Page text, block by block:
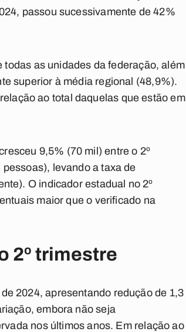
passou sucessivamente de 42%
todas as unidades da federação, além
superior à média regional (48,9%).
ao total daquelas que estão em
9,5% (70 mil) entre o 2º
levando a taxa de
O indicador estadual no 2º
maior que o verificado na
2º trimestre
2024, apresentando redução de 1,3
embora não seja
nos últimos anos. Em relação ao